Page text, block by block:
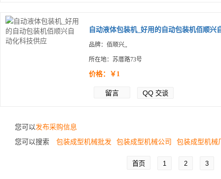
自动液体包装机_好用的自动包装机佰顺兴
品牌：佰顺兴,,
所在地：苏厝路73号
价格：￥1
留言 QQ 交谈
您可以发布采购信息
您可以搜索
包装成型机械批发 包装成型机械公司 包装成型机械
首页 1 2 3